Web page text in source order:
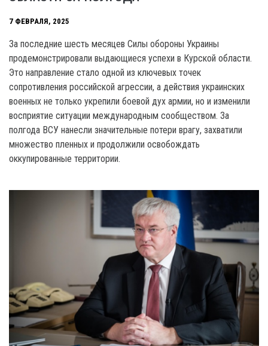
7 ФЕВРАЛЯ, 2025
За последние шесть месяцев Силы обороны Украины
продемонстрировали выдающиеся успехи в Курской области.
Это направление стало одной из ключевых точек
сопротивления российской агрессии, а действия украинских
военных не только укрепили боевой дух армии, но и изменили
восприятие ситуации международным сообществом. За
полгода ВСУ нанесли значительные потери врагу, захватили
множество пленных и продолжили освобождать
оккупированные территории.